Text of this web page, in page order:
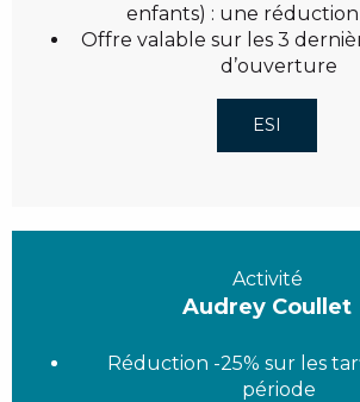
enfants) : une réduction
Offre valable sur les 3
d’ouverture
ESI
Activité
Audrey Coullet
Réduction -25% sur les
période